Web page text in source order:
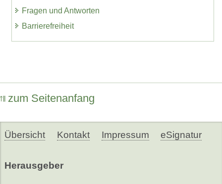
Fragen und Antworten
Barrierefreiheit
zum Seitenanfang
Übersicht Kontakt Impressum eSignatur
Herausgeber